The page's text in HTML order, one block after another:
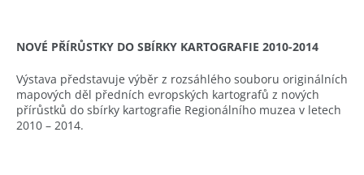
NOVÉ PŘÍRŮSTKY DO SBÍRKY KARTOGRAFIE 2010-2014
Výstava představuje výběr z rozsáhlého souboru originálních
mapových děl předních evropských kartografů z nových
přírůstků do sbírky kartografie Regionálního muzea v letech
2010 – 2014.